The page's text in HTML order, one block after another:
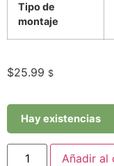
Tipo de
montaje
$25.99 $
Hay existencias
Añadir al